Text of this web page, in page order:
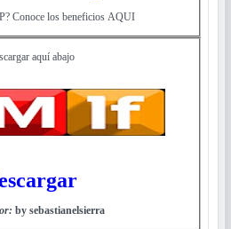
Conoce los beneficios AQUI
aquí abajo
by sebastianelsierra